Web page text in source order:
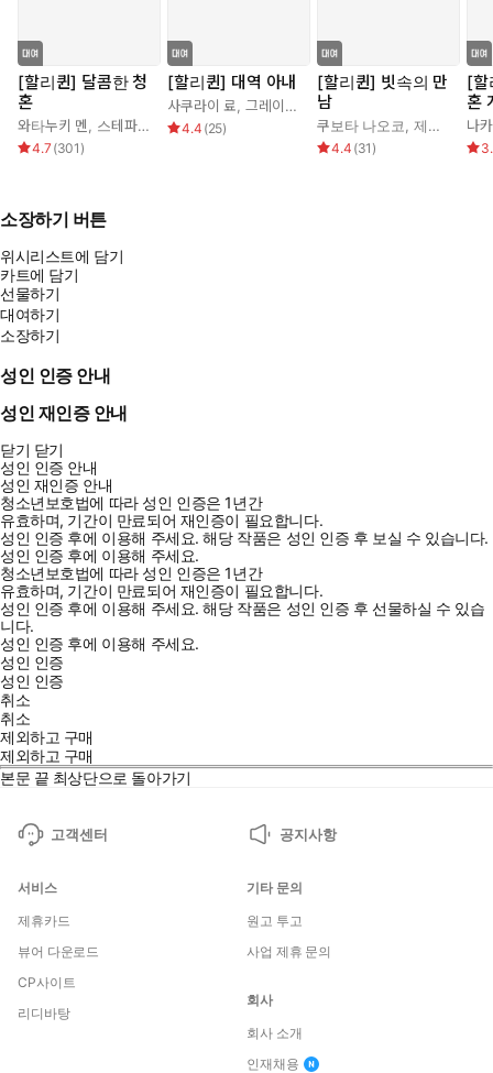
[할리퀸] 달콤한 청
혼
와타누키 멘 스테파니 로렌스
4.7 (301 )
[할리퀸] 대역 아내
사쿠라이 료 그레이스 그린
4.4 (25)
[할리퀸] 빗속의 만
남
쿠보타 나오코 제시카 스틸
4.4 (31 )
[할
혼
나
소장하기 버튼
위시리스트에 담기
카트에 담기
선물하기
대여하기
소장하기
성인 인증 안내
성인 재인증 안내
닫기 닫기
성인 인증 안내
성인 재인증 안내
청소년보호법에 따라 성인 인증은 1년간
유효하며, 기간이 만료되어 재인증이 필요합니다.
성인 인증 후에 이용해 주세요.해당 작품은 성인 인증 후 보실 수 있습니다.
성인 인증 후에 이용해 주세요.
청소년보호법에 따라 성인 인증은 1년간
유효하며, 기간이 만료되어 재인증이 필요합니다.
성인 인증 후에 이용해 주세요.해당 작품은 성인 인증 후 선물하실 수 있습
니다.
성인 인증 후에 이용해 주세요.
성인 인증
성인 인증
취소
취소
제외하고 구매
제외하고 구매
본문 끝 최상단으로 돌아가기
고객센터 공지사항
서비스
제휴카드
뷰어 다운로드
CP사이트
리디바탕
기타 문의
원고 투고
사업 제휴 문의
회사
회사 소개
인재채용